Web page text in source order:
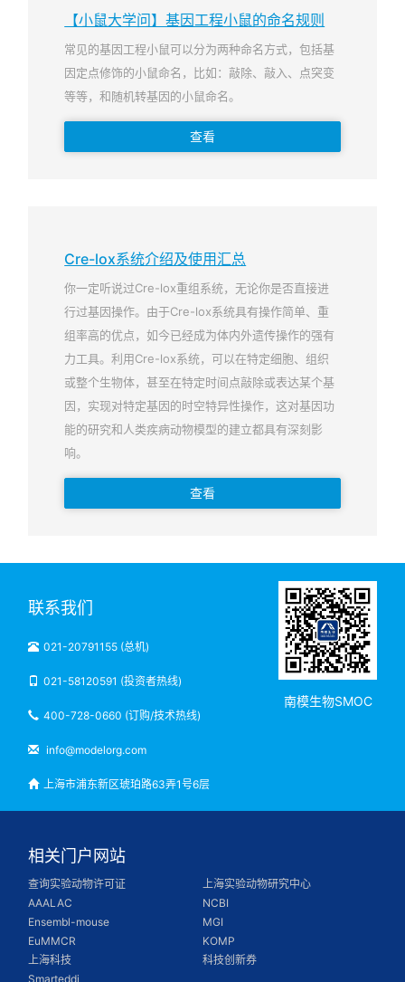
【小鼠大学问】基因工程小鼠的命名规则
常见的基因工程小鼠可以分为两种命名方式，包括基
因定点修饰的小鼠命名，比如：敲除、敲入、点突变
等等，和随机转基因的小鼠命名。
查看
Cre-lox系统介绍及使用汇总
你一定听说过Cre-lox重组系统，无论你是否直接进
行过基因操作。由于Cre-lox系统具有操作简单、重
组率高的优点，如今已经成为体内外遗传操作的强有
力工具。利用Cre-lox系统，可以在特定细胞、组织
或整个生物体，甚至在特定时间点敲除或表达某个基
因，实现对特定基因的时空特异性操作，这对基因功
能的研究和人类疾病动物模型的建立都具有深刻影
响。
查看
联系我们
021-20791155 (总机)
021-58120591 (投资者热线)
400-728-0660 (订购/技术热线)
info@modelorg.com
上海市浦东新区琥珀路63弄1号6层
南模生物SMOC
相关门户网站
查询实验动物许可证
上海实验动物研究中心
AAALAC
NCBI
Ensembl-mouse
MGI
EuMMCR
KOMP
上海科技
科技创新券
Smarteddi